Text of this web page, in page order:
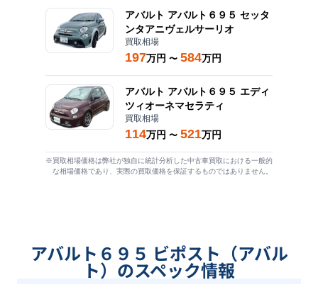
アバルト アバルト６９５ セッタ
ンタアニヴェルサーリオ
買取相場
197万円 〜 584万円
アバルト アバルト６９５ エディ
ツィオーネマセラティ
買取相場
114万円 〜 521万円
※買取相場価格は弊社が独自に統計分析した中古車買取における一般的
な相場価格であり、実際の買取価格を保証するものではありません。
アバルト６９５ ビポスト（アバル
ト）のスペック情報